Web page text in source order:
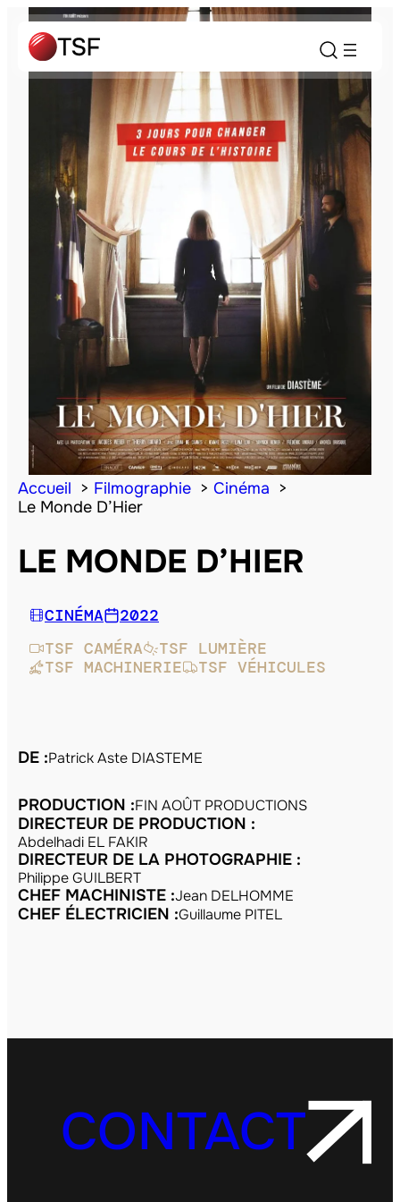
Accueil Filmographie
Cinéma
Le Monde D’Hier
LE MONDE D’HIER
CINÉMA
2022
TSF CAMÉRA
TSF LUMIÈRE
TSF MACHINERIE
TSF VÉHICULES
DE :Patrick Aste DIASTEME
PRODUCTION :FIN AOÛT PRODUCTIONS
DIRECTEUR DE PRODUCTION :
Abdelhadi EL FAKIR
DIRECTEUR DE LA PHOTOGRAPHIE :
Philippe GUILBERT
CHEF MACHINISTE :Jean DELHOMME
CHEF ÉLECTRICIEN :Guillaume PITEL
CONTACT